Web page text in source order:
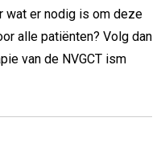
wat er nodig is om deze
alle patiënten? Volg dan
van de NVGCT ism